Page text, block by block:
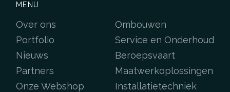
MENU
Over ons
Portfolio
Nieuws
Partners
Onze Webshop
Ombouwen
Service en Onderhoud
Beroepsvaart
Maatwerkoplossingen
Installatietechniek